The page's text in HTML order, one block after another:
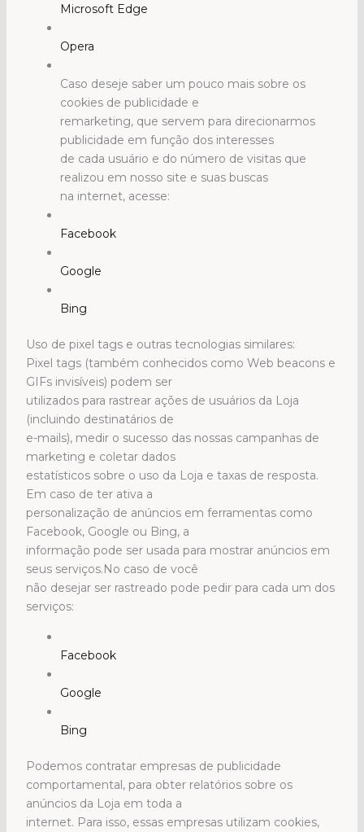
Microsoft Edge
Opera
Caso deseje saber um pouco mais sobre os
cookies de publicidade e
remarketing, que servem para direcionarmos
publicidade em função dos interesses
de cada usuário e do número de visitas que
realizou em nosso site e suas buscas
na internet, acesse:
Facebook
Google
Bing
Uso de pixel tags e outras tecnologias similares:
Pixel tags (também conhecidos como Web beacons e
GIFs invisíveis) podem ser
utilizados para rastrear ações de usuários da Loja
(incluindo destinatários de
e-mails), medir o sucesso das nossas campanhas de
marketing e coletar dados
estatísticos sobre o uso da Loja e taxas de resposta.
Em caso de ter ativa a
personalização de anúncios em ferramentas como
Facebook, Google ou Bing, a
informação pode ser usada para mostrar anúncios em
seus serviços.No caso de você
não desejar ser rastreado pode pedir para cada um dos
serviços:
Facebook
Google
Bing
Podemos contratar empresas de publicidade
comportamental, para obter relatórios sobre os
anúncios da Loja em toda a
internet. Para isso, essas empresas utilizam cookies,